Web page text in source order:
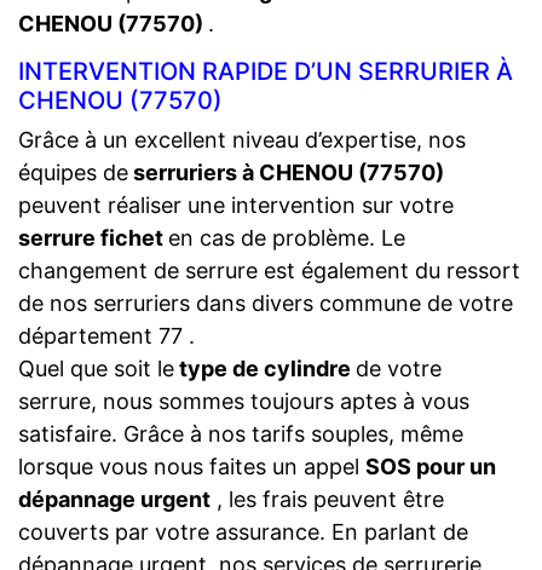
CHENOU (77570) .
INTERVENTION RAPIDE D’UN SERRURIER À
CHENOU (77570)
Grâce à un excellent niveau d’expertise, nos
équipes deserruriers à CHENOU (77570)
peuvent réaliser une intervention sur votre
serrure fichet en cas de problème. Le
changement de serrure est également du ressort
de nos serruriers dans divers commune de votre
département 77 .
Quel que soit letype de cylindre de votre
serrure, nous sommes toujours aptes à vous
satisfaire. Grâce à nos tarifs souples, même
lorsque vous nous faites un appel SOS pour un
dépannage urgent , les frais peuvent être
couverts par votre assurance. En parlant de
dépannage urgent, nos services de serrurerie